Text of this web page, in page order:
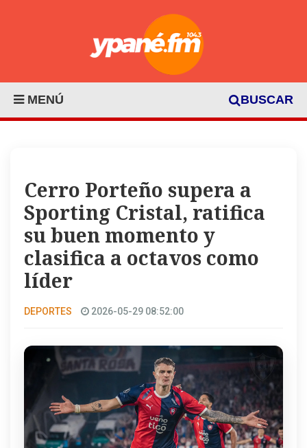
MENÚ BUSCAR
Cerro Porteño supera a
Sporting Cristal, ratifica
su buen momento y
clasifica a octavos como
líder
DEPORTES 2026-05-29 08:52:00